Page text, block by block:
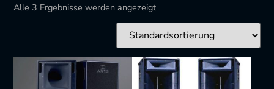
Alle 3 Ergebnisse werden angezeigt